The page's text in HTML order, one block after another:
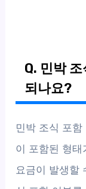
Q. 민박
되나요?
민박 조식 포
이 포함된 형
요금이 발생할